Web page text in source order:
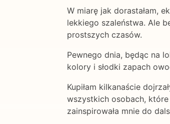
W miarę jak dorastałam,
lekkiego szaleństwa. Ale
prostszych czasów.
Pewnego dnia, będąc na
kolory i słodki zapach
Kupiłam kilkanaście
wszystkich osobach,
zainspirowała mnie do